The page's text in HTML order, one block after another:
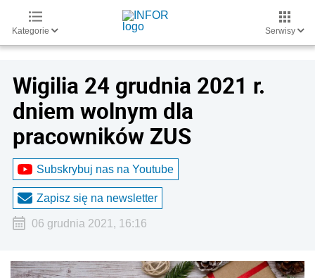
Kategorie Serwisy
Wigilia 24 grudnia 2021 r.
dniem wolnym dla
pracowników ZUS
Subskrybuj nas na Youtube
Zapisz się na newsletter
06 grudnia 2021, 16:16